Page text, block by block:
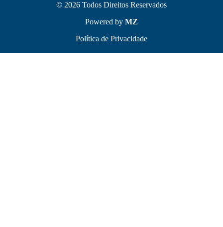
© 2026 Todos Direitos Reservados
Powered by MZ
Política de Privacidade